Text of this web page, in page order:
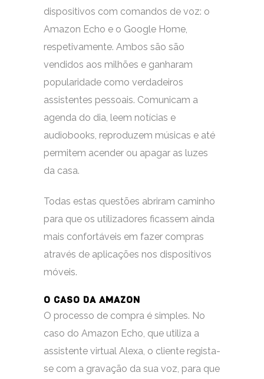
dispositivos com comandos de voz: o
Amazon Echo e o Google Home,
respetivamente. Ambos são são
vendidos aos milhões e ganharam
popularidade como verdadeiros
assistentes pessoais. Comunicam a
agenda do dia, leem notícias e
audiobooks, reproduzem músicas e até
permitem acender ou apagar as luzes
da casa.
Todas estas questões abriram caminho
para que os utilizadores ficassem ainda
mais confortáveis em fazer compras
através de aplicações nos dispositivos
móveis.
O CASO DA AMAZON
O processo de compra é simples. No
caso do Amazon Echo, que utiliza a
assistente virtual Alexa, o cliente regista-
se com a gravação da sua voz, para que